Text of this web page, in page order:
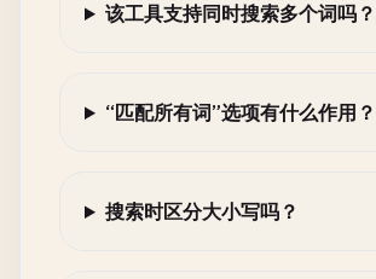
该工具支持同时搜索多个词吗？
“匹配所有词”选项有什么作用？
搜索时区分大小写吗？